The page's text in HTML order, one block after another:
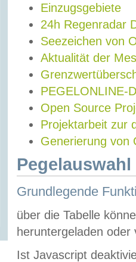
Einzugsgebiete
24h Regenradar
Seezeichen von
Aktualität der
PEGELONLINE-
Open Source
Projektarbeit zur
Generierung von
Grundlegende
über die Tabelle
heruntergeladen oder
Ist Javascript